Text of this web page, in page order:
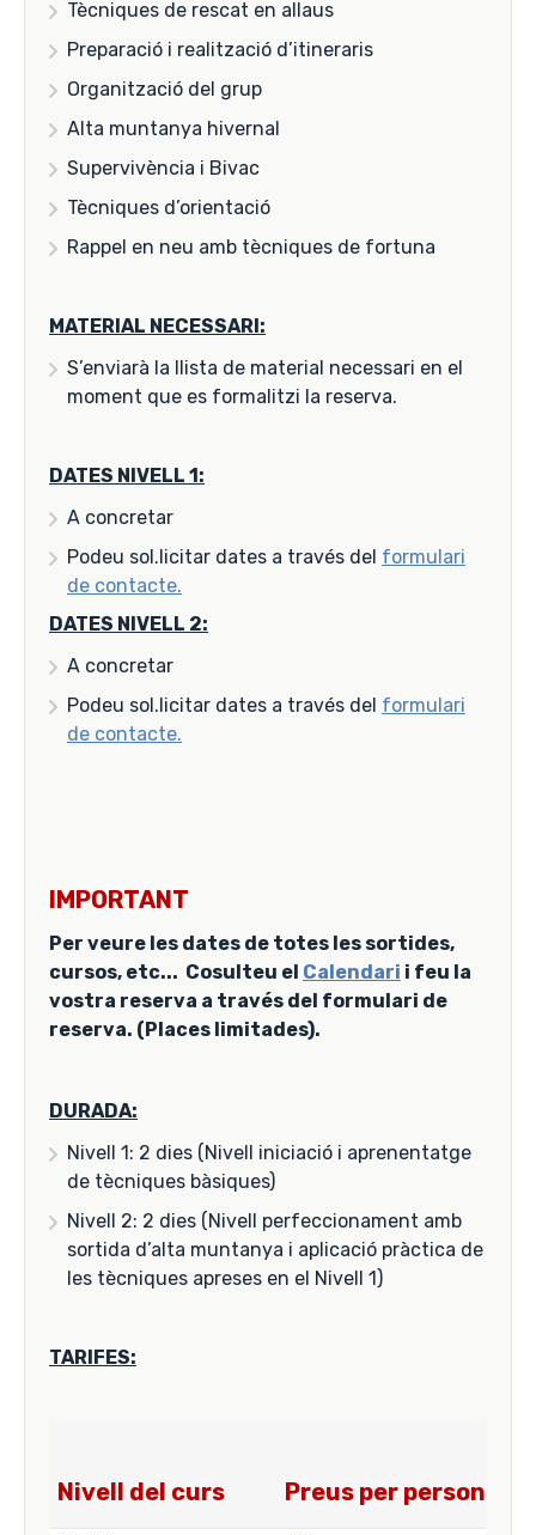
Tècniques de rescat en allaus
Preparació i realització d’itineraris
Organització del grup
Alta muntanya hivernal
Supervivència i Bivac
Tècniques d’orientació
Rappel en neu amb tècniques de fortuna
MATERIAL NECESSARI:
S’enviarà la llista de material necessari en el
moment que es formalitzi la reserva.
DATES NIVELL 1:
A concretar
Podeu sol.licitar dates a través del formulari
de contacte.
DATES NIVELL 2:
A concretar
Podeu sol.licitar dates a través del formulari
de contacte.
IMPORTANT
Per veure les dates de totes les sortides,
cursos, etc... Cosulteu el Calendari i feu la
vostra reserva a través del formulari de
reserva. (Places limitades).
DURADA:
Nivell 1: 2 dies (Nivell iniciació i aprenentatge
de tècniques bàsiques)
Nivell 2: 2 dies (Nivell perfeccionament amb
sortida d’alta muntanya i aplicació pràctica de
les tècniques apreses en el Nivell 1)
TARIFES:
Nivell del curs Preus per persona